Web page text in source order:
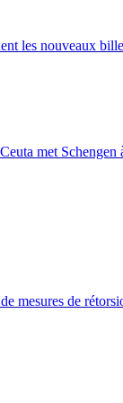
les nouveaux
met Schengen
mesures de